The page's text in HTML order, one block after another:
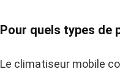
Pour quels types de
Le climatiseur mobile